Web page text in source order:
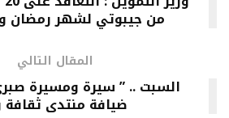
من جيبوتي لشهر رمضان
المقال التالي
السبت .. ” سيرة ومسيرة
ضيافة منتدى ثقافة